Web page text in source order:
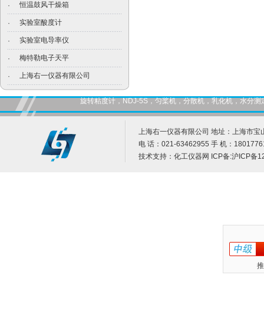
· 恒温鼓风干燥箱
· 实验室酸度计
· 实验室电导率仪
· 梅特勒电子天平
· 上海右一仪器有限公司
旋转粘度计，NDJ-5S，匀桨机，分散机，乳化机，水分
上海右一仪器有限公司 地址：上海市宝
电 话：021-63462955 手 机：
技术支持： 化工仪器网 ICP备:沪ICP备